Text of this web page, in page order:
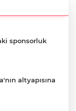
sponsorluk
altyapısına